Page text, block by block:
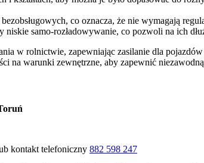
co oznacza, że nie wymagają
niskie samo-rozładowywanie, co pozwoli na ich
w rolnictwie, zapewniając zasilanie dla
na warunki zewnętrzne, aby zapewnić
kontakt telefoniczny 882 598 247